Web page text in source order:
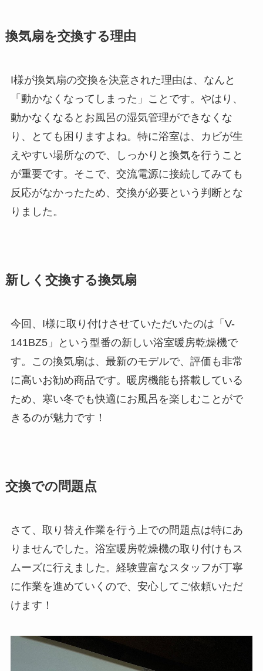
換気扇を交換する理由
I様が換気扇の交換を決意された理由は、なんと
「動かなくなってしまった」ことです。やはり、
動かなくなるとお風呂の湿気管理ができなくな
り、とても困りますよね。特に浴室は、カビが生
えやすい場所なので、しっかりと換気を行うこと
が重要です。そこで、交流電源に接続してみても
反応がなかったため、交換が必要という判断とな
りました。
新しく交換する換気扇
今回、I様に取り付けさせていただいたのは「V-
141BZ5」という型番の新しい浴室暖房乾燥機で
す。この換気扇は、最新のモデルで、評価も非常
に高いお勧め商品です。暖房機能も搭載している
ため、寒い冬でも快適にお風呂を楽しむことがで
きるのが魅力です！
交換での問題点
さて、取り替え作業を行う上での問題点は特にあ
りませんでした。浴室暖房乾燥機の取り付けもス
ムーズに行えました。経験豊富なスタッフが丁寧
に作業を進めていくので、安心してご依頼いただ
けます！